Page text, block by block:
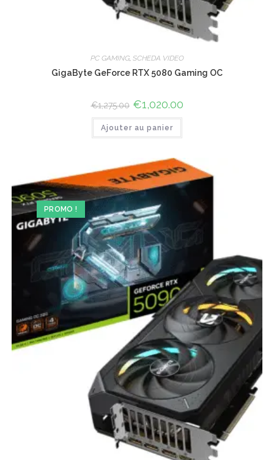
PC GAMING, SCHEDA VIDEO
GigaByte GeForce RTX 5080 Gaming OC
€1,275.00 Le
prix
initial
était :
€1,275.00.
€1,020.00Le
Ajouter au panier
PROMO !